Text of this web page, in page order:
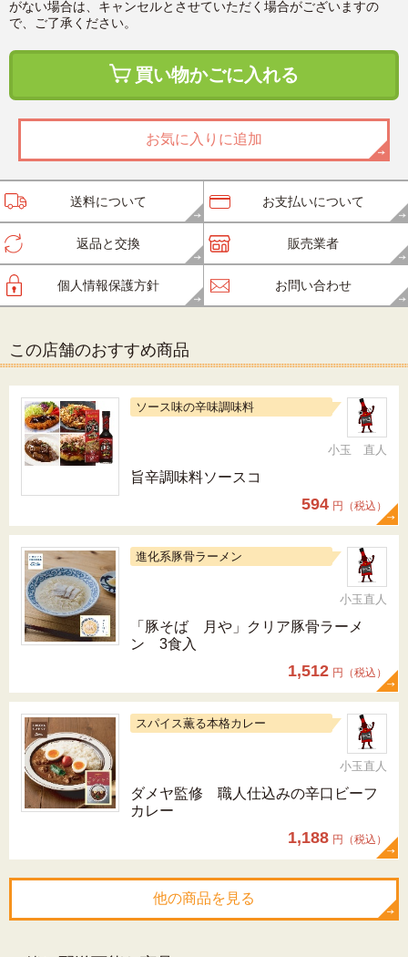
がない場合は、キャンセルとさせていただく場合がございますの
で、ご了承ください。
買い物かごに入れる
お気に入りに追加
送料について お支払いについて
返品と交換 販売業者
個人情報保護方針 お問い合わせ
この店舗のおすすめ商品
ソース味の辛味調味料
小玉 直人
旨辛調味料ソースコ
594 円（税込）
進化系豚骨ラーメン
小玉直人
「豚そば 月や」クリア豚骨ラーメ
ン 3食入
1,512 円（税込）
スパイス薫る本格カレー
小玉直人
ダメヤ監修 職人仕込みの辛口ビーフ
カレー
1,188 円（税込）
他の商品を見る